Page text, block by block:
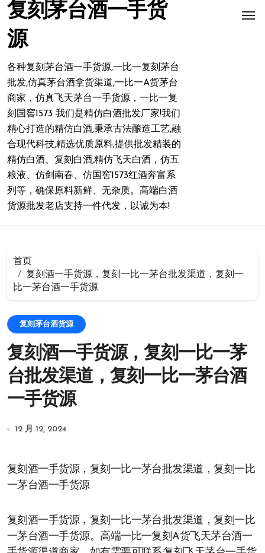
复刻茅台酒一手货
源
各种复刻茅台酒一手货源,一比一复刻茅台
批发,仿真茅台酒拿货渠道,一比一A货茅台
商家，仿真飞天茅台一手货源，一比一复
刻国窖1573 我们是精仿白酒批发厂家!我们
精心打造的精仿白酒,秉承古法酿造工艺,融
合现代科技,精选优质原料;提供批发精装的
精仿白酒、复刻白酒,精仿飞天白酒，仿五
粮液、仿剑南春、仿国窖1573红酒奔富系
列等，确保原料新鲜、无杂质。高端白酒
货源批发老店支持一件代发，以诚为本!
首页
复刻酒一手货源，复刻一比一茅台批发渠道，复刻一
比一茅台酒一手货源
复刻茅台酒货源
复刻酒一手货源，复刻一比一茅
台批发渠道，复刻一比一茅台酒
一手货源
12 月 12, 2024
复刻酒一手货源，复刻一比一茅台批发渠道，复刻一比
一茅台酒一手货源
复刻酒一手货源，复刻一比一茅台批发渠道，复刻一比
一茅台酒一手货源。高端一比一复刻A货飞天茅台酒一